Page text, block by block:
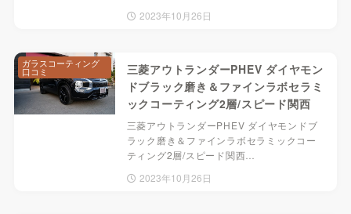
2023年10月26日
三菱アウトランダーPHEV ダイヤモン
ドブラック磨き＆ファインラボセラミ
ックコーティング2層/スピード関西
三菱アウトランダーPHEV ダイヤモンドブ
ラック磨き＆ファインラボセラミックコー
ティング2層/スピード関西…
2023年10月26日
ガラスコーティング
口コミ